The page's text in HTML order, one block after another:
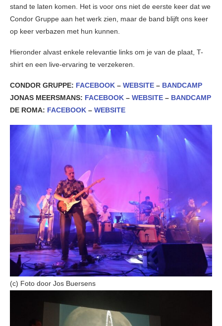
stand te laten komen. Het is voor ons niet de eerste keer dat we
Condor Gruppe aan het werk zien, maar de band blijft ons keer
op keer verbazen met hun kunnen.
Hieronder alvast enkele relevantie links om je van de plaat, T-
shirt en een live-ervaring te verzekeren.
CONDOR GRUPPE: FACEBOOK – WEBSITE – BANDCAMP
JONAS MEERSMANS: FACEBOOK – WEBSITE – BANDCAMP
DE ROMA: FACEBOOK – WEBSITE
(c) Foto door Jos Buersens